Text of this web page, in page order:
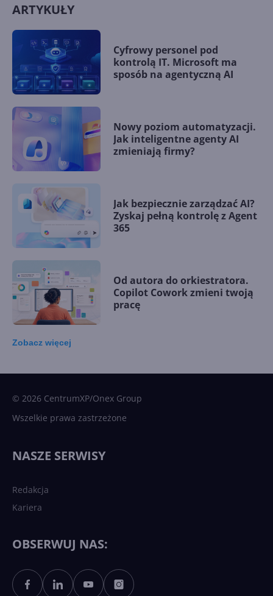
ARTYKUŁY
Cyfrowy personel pod
kontrolą IT. Microsoft ma
sposób na agentyczną AI
Nowy poziom automatyzacji.
Jak inteligentne agenty AI
zmieniają firmy?
Jak bezpiecznie zarządzać AI?
Zyskaj pełną kontrolę z Agent
365
Od autora do orkiestratora.
Copilot Cowork zmieni twoją
pracę
Sztuczna inteligencja po
Zobacz więcej
© 2026 CentrumXP/Onex Group
Wszelkie prawa zastrzeżone
NASZE SERWISY
Redakcja
Kariera
OBSERWUJ NAS: